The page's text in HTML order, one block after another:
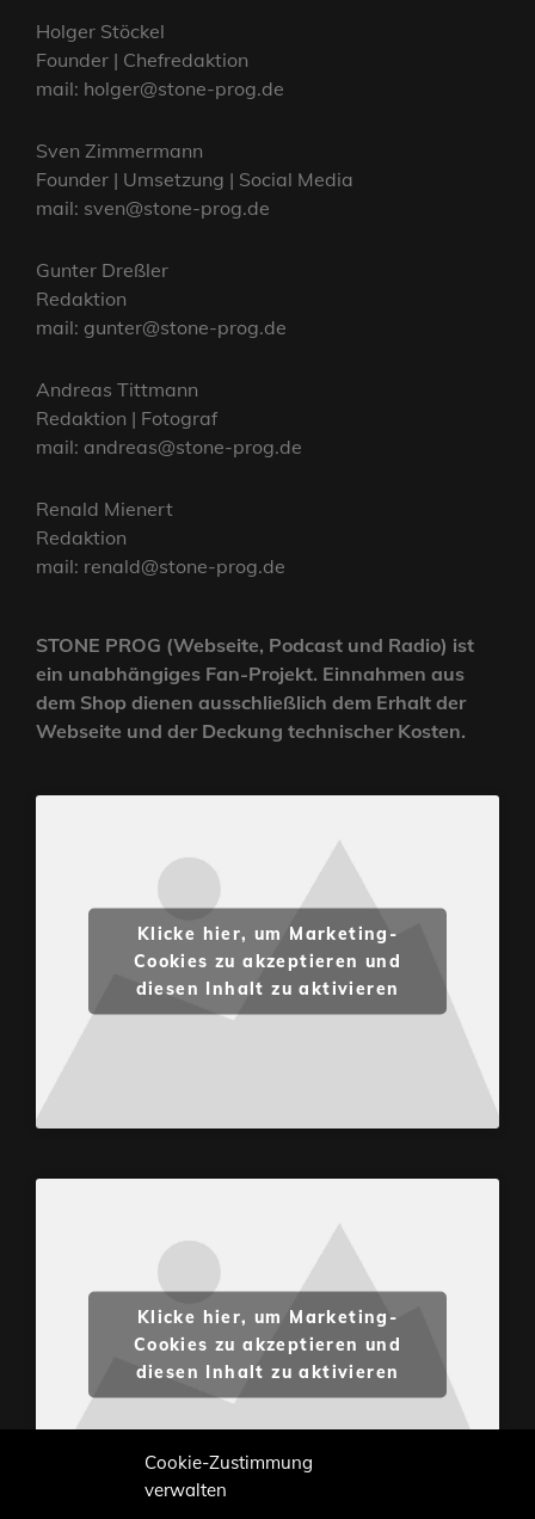
Cookie-Zustimmung
verwalten
Holger Stöckel
Founder | Chefredaktion
mail: holger@stone-prog.de
Sven Zimmermann
Founder | Umsetzung | Social Media
mail: sven@stone-prog.de
Gunter Dreßler
Redaktion
mail: gunter@stone-prog.de
Andreas Tittmann
Redaktion | Fotograf
mail: andreas@stone-prog.de
Renald Mienert
Redaktion
mail: renald@stone-prog.de
STONE PROG (Webseite, Podcast und Radio) ist
ein unabhängiges Fan-Projekt. Einnahmen aus
dem Shop dienen ausschließlich dem Erhalt der
Webseite und der Deckung technischer Kosten.
Klicke hier, um Marketing-
Cookies zu akzeptieren und
diesen Inhalt zu aktivieren
Klicke hier, um Marketing-
Cookies zu akzeptieren und
diesen Inhalt zu aktivieren